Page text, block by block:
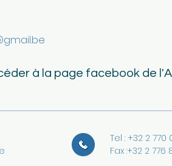
à la page facebook de
Tel : +32 2 770
Fax :+32 2 776